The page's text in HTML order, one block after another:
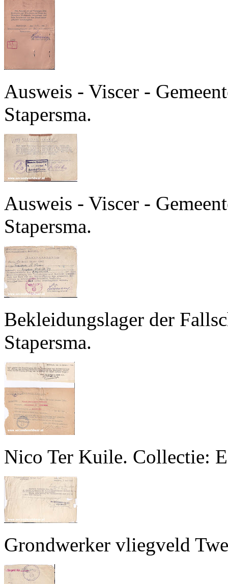
Ausweis - Viscer -
Stapersma.
Ausweis - Viscer -
Stapersma.
Bekleidungslager der
Stapersma.
Nico Ter Kuile. Collectie:
Grondwerker vliegveld